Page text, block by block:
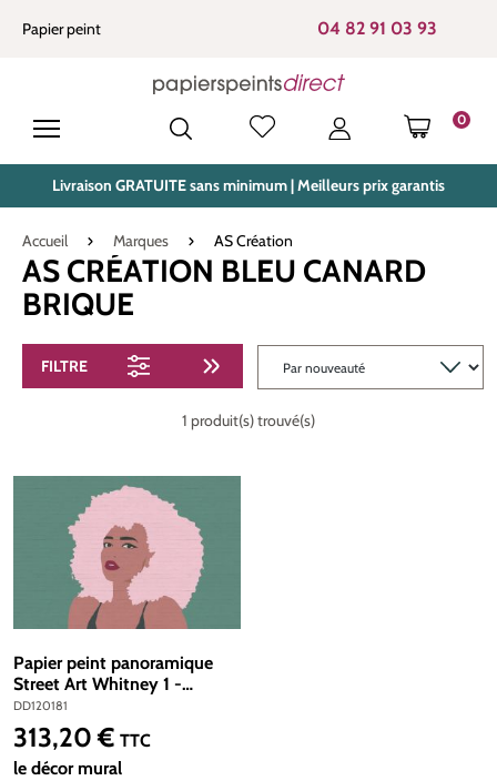
principal
Papier peint 04 82 91 03 93
0
LE
Livraison GRATUITE sans minimum | Meilleurs prix garantis
Accueil Marques AS Création
AS CRÉATION BLEU CANARD
BRIQUE
FILTRE
1 produit(s) trouvé(s)
Papier peint panoramique
Street Art Whitney 1 -
Référence DD120181 - Intissé
200g/m2 - Standard 400 x
270
DD120181
Prix régulier :
313,20 € TTC
le décor mural